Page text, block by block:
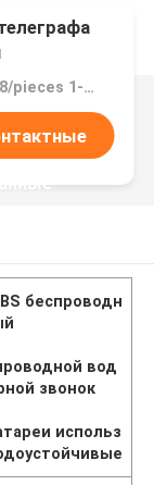
Цена：$10.8/pieces 1-49 pieces
беспроводн
вод
звонок
использ